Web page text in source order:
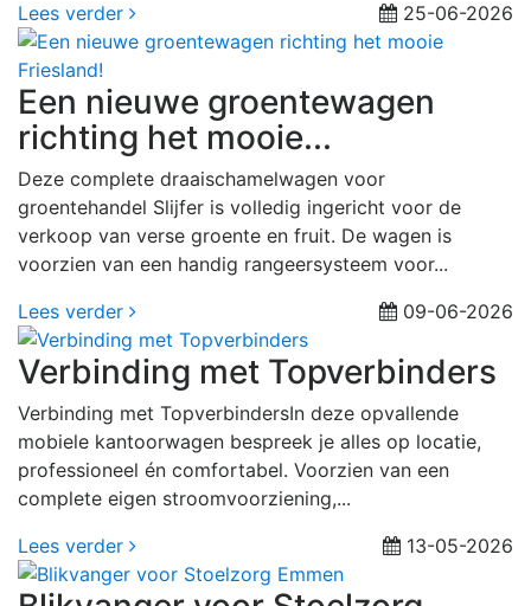
Lees verder
25-06-2026
Een nieuwe groentewagen
richting het mooie...
Deze complete draaischamelwagen voor
groentehandel Slijfer is volledig ingericht voor de
verkoop van verse groente en fruit. De wagen is
voorzien van een handig rangeersysteem voor...
Lees verder
09-06-2026
Verbinding met Topverbinders
Verbinding met TopverbindersIn deze opvallende
mobiele kantoorwagen bespreek je alles op locatie,
professioneel én comfortabel. Voorzien van een
complete eigen stroomvoorziening,...
Lees verder
13-05-2026